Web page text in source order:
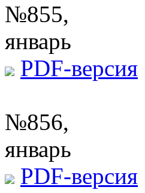
№855,
январь
PDF-версия
№856,
январь
PDF-версия